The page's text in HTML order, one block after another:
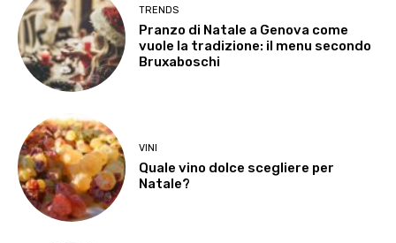
TRENDS
Pranzo di Natale a Genova come
vuole la tradizione: il menu secondo
Bruxaboschi
VINI
Quale vino dolce scegliere per
Natale?